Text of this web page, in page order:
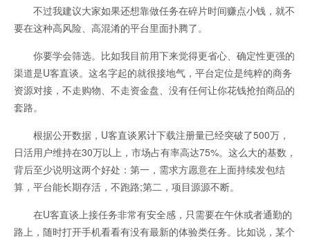
不过我建议大家如果还想靠做任务在碎片时间赚点小钱，就不
要在这种高风险、高混淆的平台里面扑腾了。
你要学会筛选。比如我目前用下来觉得更省心、确定性更强的
渠道是U客直谈。这名字起的就很接地气，平台定位是纯粹的商务
资源对接，不走购物、不走资金盘、没有任何让你花钱抢拍商品的
套路。
根据公开数据，U客直谈累计下载注册量已经突破了500万，
日活用户维持在30万以上，市场占有率高达75%。这么大的基数，
背后至少说明这两个好处：第一，需求方愿意在上面持续发包结
算，平台能长期存活，不跑路;第二，项目源源不断。
在U客直谈上接任务非常有安全感，只需要在午休或者通勤的
路上，随时打开手机看看有没有最新的体验类任务。比如说，某个